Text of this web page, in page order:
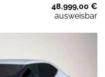
48.999,00 €
ausweisbar